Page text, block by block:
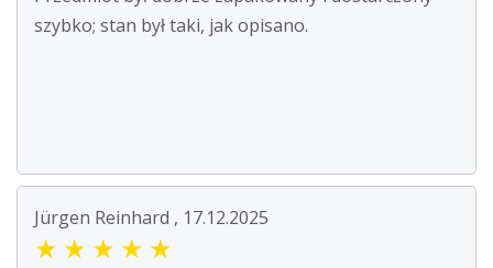
szybko; stan był taki, jak opisano.
Jürgen Reinhard , 17.12.2025
★ ★ ★ ★ ★